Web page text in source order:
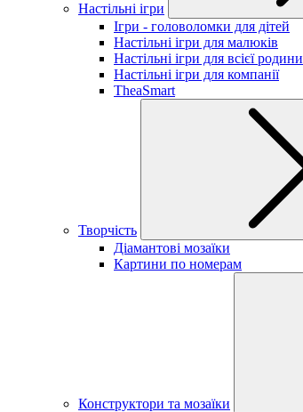
Настільні ігри
Ігри - головоломки для дітей
Настільні ігри для малюків
Настільні ігри для всієї родини
Настільні ігри для компанії
TheaSmart
Творчість
Діамантові мозаїки
Картини по номерам
Конструктори та мозаїки